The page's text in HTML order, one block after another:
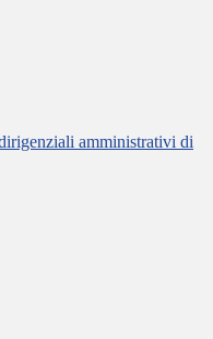
amministrativi di